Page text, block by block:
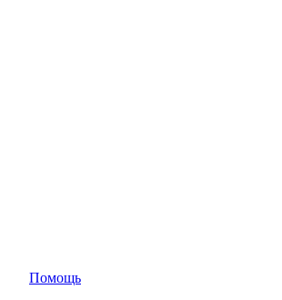
Помощь